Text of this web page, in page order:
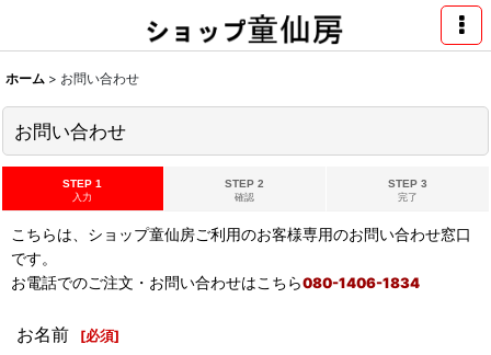
ホーム > お問い合わせ
お問い合わせ
STEP 1
入力
STEP 2
確認
STEP 3
完了
こちらは、ショップ童仙房ご利用のお客様専用のお問い合わせ窓口
です。
お電話でのご注文・お問い合わせはこちら080-1406-1834
お名前 [必須]